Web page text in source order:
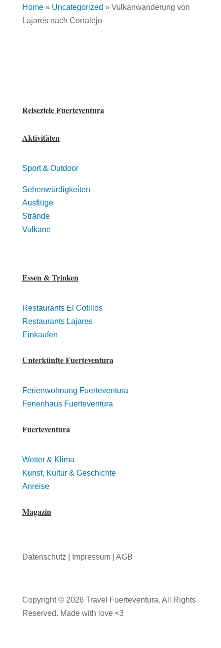
Home» Uncategorized » Vulkanwanderung von
Lajares nach Corralejo
Reiseziele Fuerteventura
Aktivitäten
Sport & Outdoor
Sehenwürdigkeiten
Ausflüge
Strände
Vulkane
Essen & Trinken
Restaurants El Cotillos
Restaurants Lajares
Einkaufen
Unterkünfte Fuerteventura
Ferienwohnung Fuerteventura
Ferienhaus Fuerteventura
Fuerteventura
Wetter & Klima
Kunst, Kultur & Geschichte
Anreise
Magazin
Datenschutz | Impressum | AGB
Copyright © 2026 Travel Fuerteventura. All Rights
Reserved. Made with love <3